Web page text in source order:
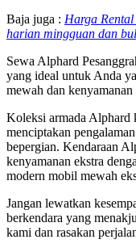
Baja juga : Harga
harian mingguan dan
Sewa Alphard
yang ideal untuk Anda
mewah dan
Koleksi armada Alphard
menciptakan
bepergian. Kendaraan
kenyamanan ekstra
modern mobil mewah
Jangan lewatkan
berkendara yang
kami dan rasakan